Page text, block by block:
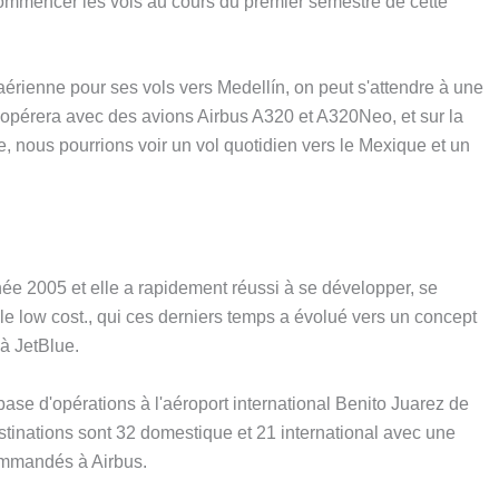
pour ses vols vers Medellín, on peut s'attendre à une
avec des avions Airbus A320 et A320Neo, et sur la
nous pourrions voir un vol quotidien vers le Mexique et un
2005 et elle a rapidement réussi à se développer, se
low cost., qui ces derniers temps a évolué vers un concept
JetBlue.
d'opérations à l'aéroport international Benito Juarez de
sont 32 domestique et 21 international avec une
à Airbus.